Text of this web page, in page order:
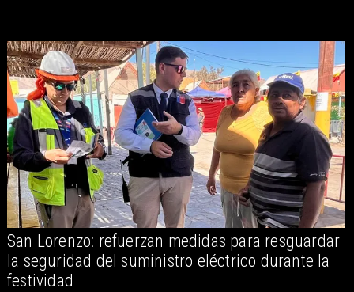
San Lorenzo: refuerzan medidas para resguardar
la seguridad del suministro eléctrico durante la
festividad